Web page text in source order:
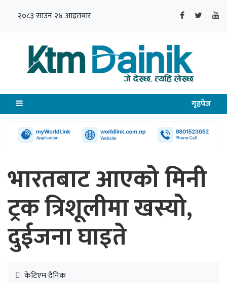
२०८३ साउन २४ आइतबार
गृहपेज
भारतबाट आएको मिनी
ट्रक त्रिशूलीमा खस्यो,
दुईजना घाइते
केटिएम दैनिक